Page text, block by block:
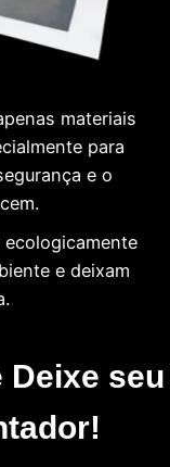
materiais
para
e o
e deixam
Deixe seu